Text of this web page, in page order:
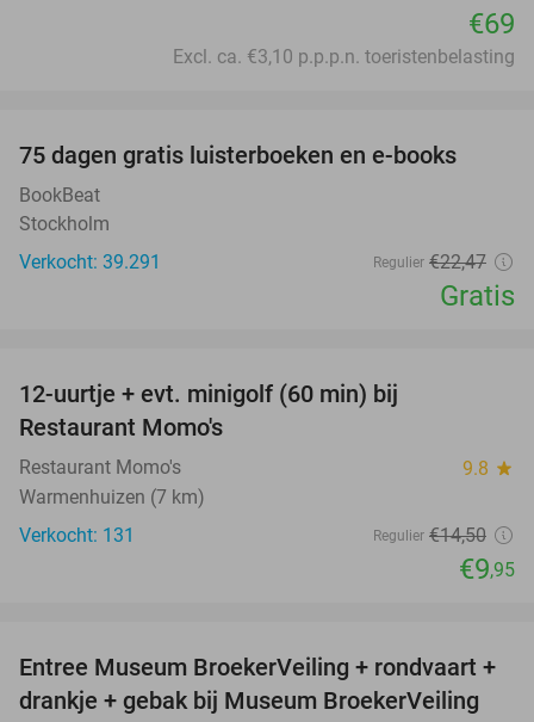
€69
Excl. ca. €3,10 p.p.p.n. toeristenbelasting
75 dagen gratis luisterboeken en e-books
BookBeat
Stockholm
Verkocht: 39.291
Regulier €22,47
Gratis
12-uurtje + evt. minigolf (60 min) bij
Restaurant Momo's
Restaurant Momo's 9.8 star
Warmenhuizen (7 km)
Verkocht: 131
Regulier €14,50
€9,95
45%
Entree Museum BroekerVeiling + rondvaart +
drankje + gebak bij Museum BroekerVeiling